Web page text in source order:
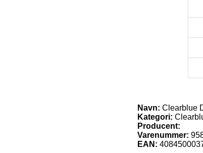
Navn: Clearblue
Kategori:
Producent:
Varenummer:
EAN: